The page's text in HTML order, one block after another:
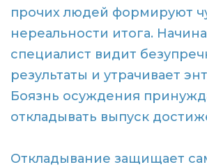
прочих людей формируют
нереальности итога.
специалист видит
результаты и утрачивает
Боязнь осуждения
откладывать выпуск
Откладывание защищает